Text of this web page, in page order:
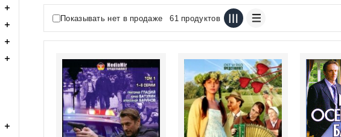
Показывать нет в продаже 61 продуктов